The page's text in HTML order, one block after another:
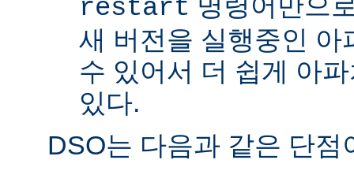
restart
새 버전을 실행중인 아
수 있어서 더 쉽게 아
있다.
DSO는 다음과 같은 단점